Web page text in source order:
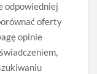
odpowiedniej
oferty
opinie